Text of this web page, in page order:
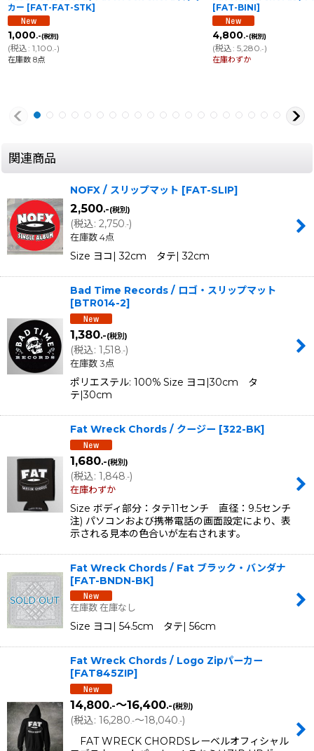
カー [FAT-FAT-STK]
1,000.-(税別)
(税込: 1,100 .-)
在庫数 8点
[FAT-BINI]
4,800.-(税別)
(税込: 5,280 .-)
在庫わずか
関連商品
NOFX / スリップマット [FAT-SLIP]
2,500.-(税別)
(税込: 2,750.-)
在庫数 4点
Size ヨコ| 32cm タテ| 32cm
Bad Time Records / ロゴ・スリップマット
[BTR014-2]
1,380.-(税別)
(税込: 1,518.-)
在庫数 3点
ポリエステル: 100% Size ヨコ|30cm タ
テ|30cm
Fat Wreck Chords / クージー [322-BK]
1,680.-(税別)
(税込: 1,848 .-)
在庫わずか
Size ボディ部分：タテ11センチ 直径：9.5センチ
注) パソコンおよび携帯電話の画面設定により、表
示される見本の色合いが左右されます。
Fat Wreck Chords / Fat ブラック・バンダナ
[FAT-BNDN-BK]
在庫数 在庫なし
Size ヨコ| 54.5cm タテ| 56cm
Fat Wreck Chords / Logo Zipパーカー
[FAT845ZIP]
14,800.-～16,400.-(税別)
(税込: 16,280.-～18,040.-)
FAT WRECK CHORDSレーベルオフィシャル